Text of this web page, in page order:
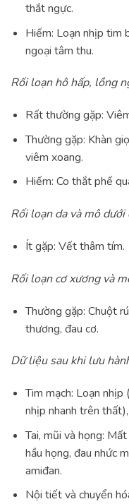
thắt ngực.
Hiếm: Loạn nhịp tim
ngoại tâm thu.
Rối loạn hô hấp, lồng
Rất thường gặp:
Thường gặp: Khàn
viêm xoang.
Hiếm: Co thắt phế
Rối loạn da và mô dưới
Ít gặp: Vết thâm tím.
Rối loạn cơ xương và
Thường gặp: Chuột
thương, đau cơ.
Dữ liệu sau khi lưu
Tim mạch: Loạn
nhịp nhanh trên
Tai, mũi và họng:
hầu họng, đau nhức
amiđan.
Nội tiết và chuyển